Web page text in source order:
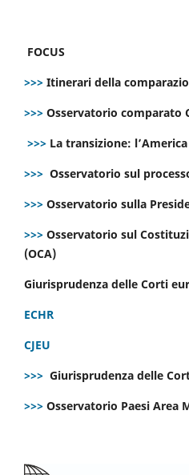
FOCUS
>>> Itinerari della
>>> Osservatorio comparato
>>> La transizione:
>>> Osservatorio sul
>>> Osservatorio sulla
>>> Osservatorio sul
(OCA)
Giurisprudenza delle Corti
ECHR
CJEU
>>> Giurisprudenza delle
>>> Osservatorio Paesi Area